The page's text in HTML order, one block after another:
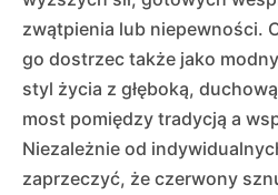
zwątpienia lub niepewności.
go dostrzec także jako
styl życia z głęboką,
most pomiędzy tradycją a
Niezależnie od
zaprzeczyć, że czerwony